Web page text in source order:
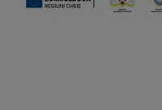
Secretar